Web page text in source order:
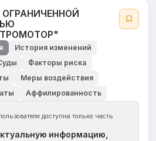
История изменений
Факторы риска
Меры воздействия
Аффилированность
доступна только часть
информацию,